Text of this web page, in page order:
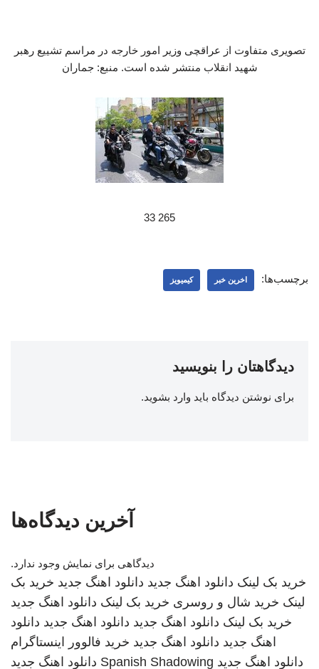
تصویری متفاوت از عراقچی وزیر امور خارجه در مراسم تشییع رهبر
شهید انقلاب منتشر شده است. منبع: جماران
265 33
برچسب‌ها: اخرین خبر کیمیویز
دیدگاهتان را بنویسید
برای نوشتن دیدگاه باید وارد بشوید.
آخرین دیدگاه‌ها
دیدگاهی برای نمایش وجود ندارد.
خرید بک لینک دانلود اهنگ جدید دانلود اهنگ جدید خرید بک
لینک خرید شال و روسری خرید بک لینک دانلود اهنگ جدید
خرید بک لینک دانلود اهنگ جدید دانلود اهنگ جدید دانلود
اهنگ جدید دانلود اهنگ جدید خرید فالوور اینستاگرام
دانلود اهنگ جدید Spanish Shadowing دانلود اهنگ جدید